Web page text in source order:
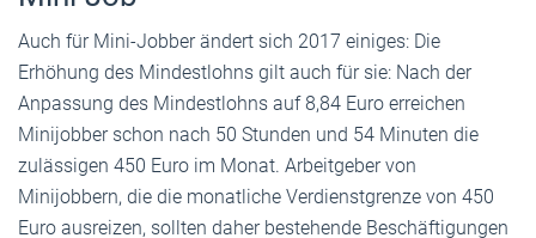
Auch für Mini-Jobber ändert sich 2017 einiges: Die
Erhöhung des Mindestlohns gilt auch für sie: Nach der
Anpassung des Mindestlohns auf 8,84 Euro erreichen
Minijobber schon nach 50 Stunden und 54 Minuten die
zulässigen 450 Euro im Monat. Arbeitgeber von
Minijobbern, die die monatliche Verdienstgrenze von 450
Euro ausreizen, sollten daher bestehende Beschäftigungen